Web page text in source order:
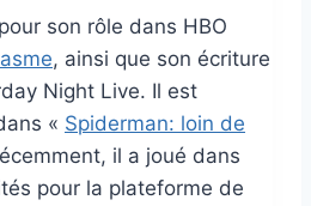
son rôle dans HBO
, ainsi que son écriture
Night Live. Il est
« Spiderman: loin de
il a joué dans
pour la plateforme de